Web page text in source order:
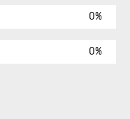
0%
0%